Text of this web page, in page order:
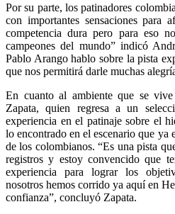
Por su parte, los patinadores
con importantes sensaciones para
competencia dura pero para eso
campeones del mundo” indicó
Pablo Arango hablo sobre la pista
que nos permitirá darle muchas
En cuanto al ambiente que se
Zapata, quien regresa a un
experiencia en el patinaje sobre el
lo encontrado en el escenario que ya
de los colombianos. “Es una pista
registros y estoy convencido que
experiencia para lograr los
nosotros hemos corrido ya aquí en
confianza”, concluyó Zapata.